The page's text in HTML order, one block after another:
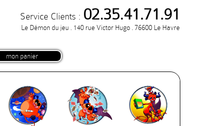
Service Clients : 02.35.41.71.91
Le Démon du jeu . 140 rue Victor Hugo . 76600 Le Havre
mon panier